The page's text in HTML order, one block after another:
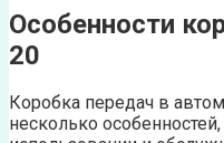
Особенности
20
Коробка передач в
несколько